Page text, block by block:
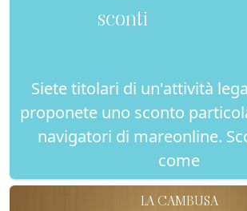
sconti
Siete titolari di un'attività
proponete uno sconto
navigatori di mareonline.
come
LA CAMBUSA